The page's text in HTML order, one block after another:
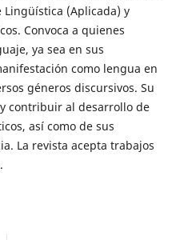
Lingüística (Aplicada) y
Convoca a quienes
ya sea en sus
como lengua en
géneros discursivos. Su
contribuir al desarrollo de
así como de sus
La revista acepta trabajos